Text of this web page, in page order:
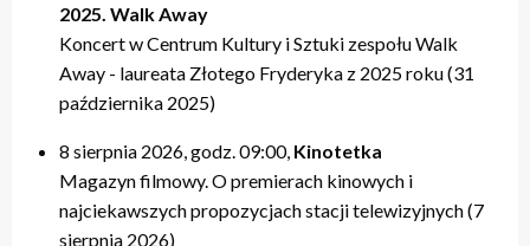
2025. Walk Away
Koncert w Centrum Kultury i Sztuki zespołu Walk
Away - laureata Złotego Fryderyka z 2025 roku (31
października 2025)
8 sierpnia 2026, godz. 09:00, Kinotetka
Magazyn filmowy. O premierach kinowych i
najciekawszych propozycjach stacji telewizyjnych (7
sierpnia 2026)